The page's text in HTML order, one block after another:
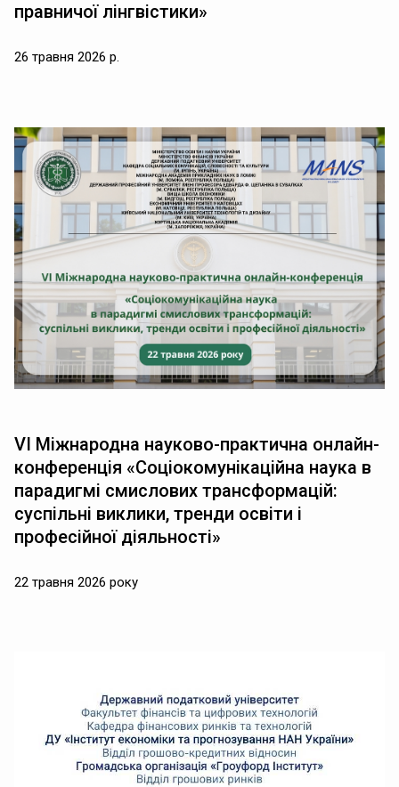
правничої лінгвістики»
26 травня 2026 р.
VІ Міжнародна науково-практична онлайн-
конференція «Соціокомунікаційна наука в
парадигмі смислових трансформацій:
суспільні виклики, тренди освіти і
професійної діяльності»
22 травня 2026 року